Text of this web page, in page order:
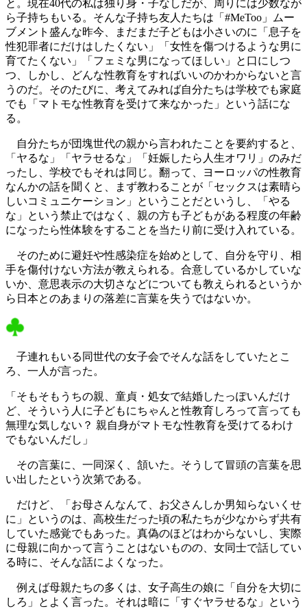
と。現在40代の私は独り身・子なしだが、周りには少数なが
ら子持ちもいる。そんな子持ち友人たちは「#MeToo」ムー
ブメント盛んな昨今、まだまだ子どもは小さいのに「息子を
性犯罪者にだけはしたくない」「女性を傷つけるような男に
育てたくない」「フェミな男になってほしい」と口にしつ
つ、しかし、どんな性教育をすればいいのかわからないと言
うのだ。そのたびに、考えてみれば自分たちは学校でも家庭
でも「マトモな性教育を受けて来なかった」という話にな
る。
自分たちが団塊世代の親から言われたことを要約すると、
「ヤるな」「ヤラせるな」「妊娠したら人生オワリ」のみだ
ったし、学校でもそれは同じ。翻って、ヨーロッパの性教育
なんかの話を聞くと、まず教わることが「セックスは素晴ら
しいコミュニケーション」ということだというし、「やる
な」という禁止ではなく、親の方も子どもがある程度の年齢
になったら性体験をすることを当たり前に受け入れている。
そのために避妊や性感染症を始めとして、自分を守り、相
手を傷付けない方法が教えられる。合意しているかしていな
いか、意思表示の大切さなどについても教えられるというか
ら日本とのあまりの落差に言葉を失うではないか。
子連れもいる同世代の女子会でそんな話をしていたとこ
ろ、一人が言った。
「そもそもうちの親、童貞・処女で結婚したっぽいんだけ
ど、そういう人に子どもにちゃんと性教育しろって言っても
無理な気しない？ 親自身がマトモな性教育を受けてるわけ
でもないんだし」
その言葉に、一同深く、頷いた。そうして冒頭の言葉を思
い出したという次第である。
だけど、「お母さんなんて、お父さんしか男知らないくせ
に」というのは、高校生だった頃の私たちが少なからず共有
していた感覚でもあった。真偽のほどはわからないし、実際
に母親に向かって言うことはないものの、女同士で話してい
る時に、そんな話によくなった。
例えば母親たちの多くは、女子高生の娘に「自分を大切に
しろ」とよく言った。それは暗に「すぐヤラせるな」という